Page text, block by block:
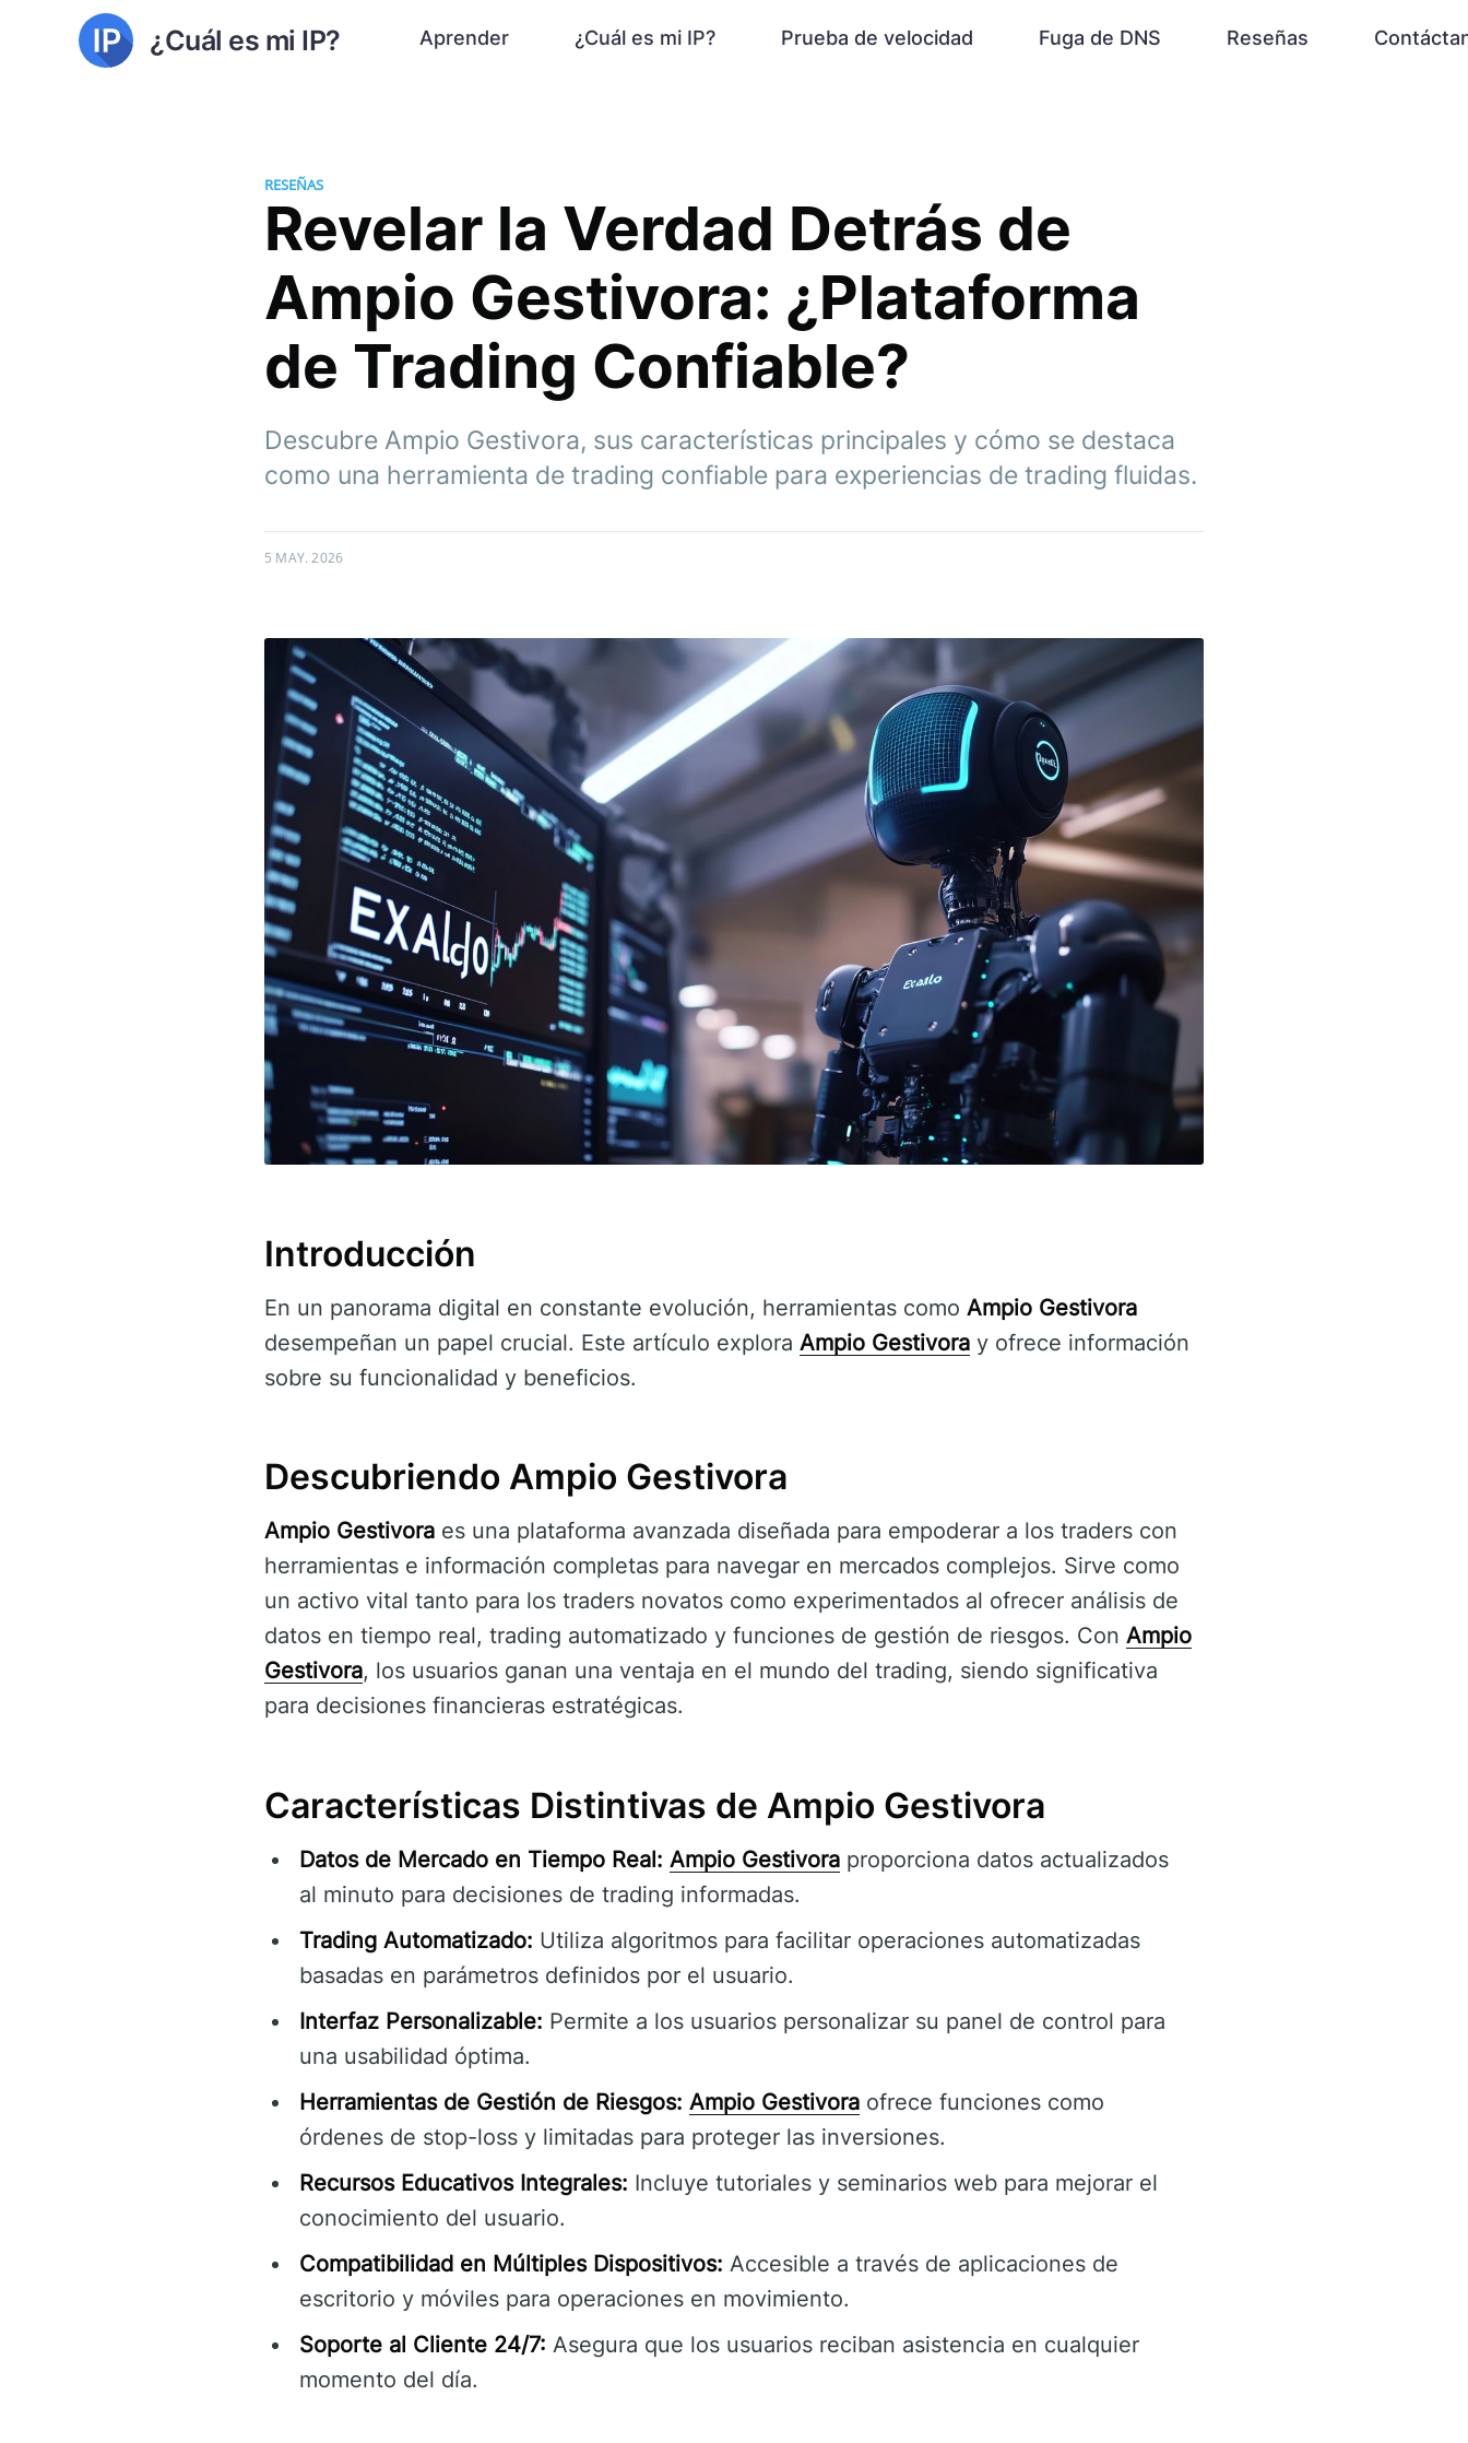
¿Cuál es mi IP? Aprender ¿Cuál es mi IP? Prueba de velocidad Fuga de DNS Reseñas
RESEÑAS
Revelar la Verdad Detrás de
Ampio Gestivora: ¿Plataforma
de Trading Confiable?
Descubre Ampio Gestivora, sus características principales y cómo se destaca
como una herramienta de trading confiable para experiencias de trading fluidas.
5 MAY. 2026
Introducción
En un panorama digital en constante evolución, herramientas como Ampio Gestivora
desempeñan un papel crucial. Este artículo explora Ampio Gestivora y ofrece información
sobre su funcionalidad y beneficios.
Descubriendo Ampio Gestivora
Ampio Gestivora es una plataforma avanzada diseñada para empoderar a los traders con
herramientas e información completas para navegar en mercados complejos. Sirve como
un activo vital tanto para los traders novatos como experimentados al ofrecer análisis de
datos en tiempo real, trading automatizado y funciones de gestión de riesgos. Con Ampio
Gestivora, los usuarios ganan una ventaja en el mundo del trading, siendo significativa
para decisiones financieras estratégicas.
Características Distintivas de Ampio Gestivora
Datos de Mercado en Tiempo Real: Ampio Gestivora proporciona datos actualizados
al minuto para decisiones de trading informadas.
Trading Automatizado: Utiliza algoritmos para facilitar operaciones automatizadas
basadas en parámetros definidos por el usuario.
Interfaz Personalizable: Permite a los usuarios personalizar su panel de control para
una usabilidad óptima.
Herramientas de Gestión de Riesgos: Ampio Gestivora ofrece funciones como
órdenes de stop-loss y limitadas para proteger las inversiones.
Recursos Educativos Integrales: Incluye tutoriales y seminarios web para mejorar el
conocimiento del usuario.
Compatibilidad en Múltiples Dispositivos: Accesible a través de aplicaciones de
escritorio y móviles para operaciones en movimiento.
Soporte al Cliente 24/7: Asegura que los usuarios reciban asistencia en cualquier
momento del día.